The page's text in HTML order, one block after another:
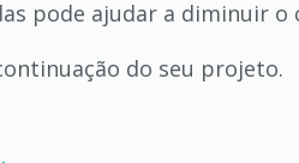
pode ajudar a diminuir
do seu projeto.